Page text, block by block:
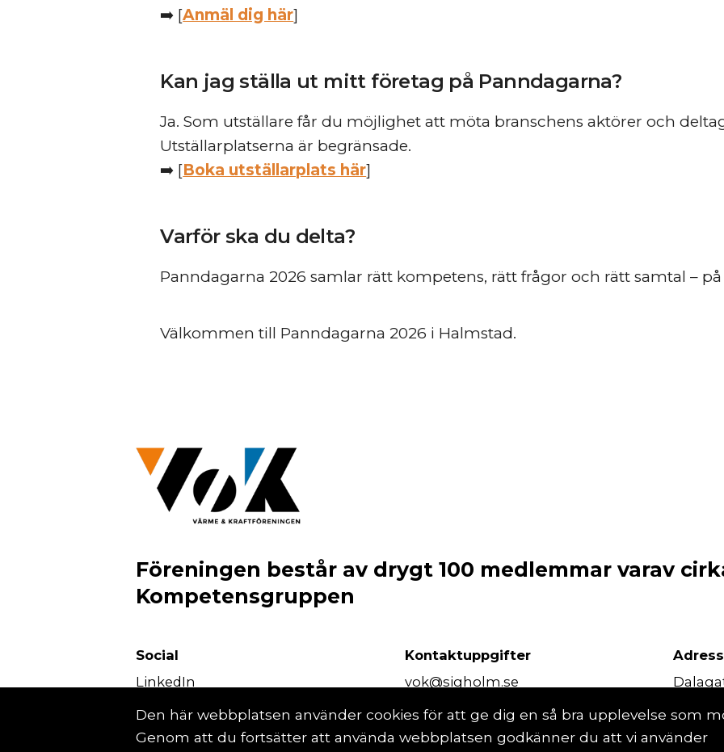
➡️ [Anmäl dig här]
Kan jag ställa ut mitt företag på Panndagarna?
Ja. Som utställare får du möjlighet att möta branschens aktörer och
Utställarplatserna är begränsade.
➡️ [Boka utställarplats här]
Varför ska du delta?
Panndagarna 2026 samlar rätt kompetens, rätt frågor och rätt samtal – på
Välkommen till Panndagarna 2026 i Halmstad.
Föreningen består av drygt 100 medlemmar varav
Kompetensgruppen
Social
LinkedIn
Kontaktuppgifter
vok@sigholm.se
Adress
111
Den här webbplatsen använder cookies för att ge dig en så bra upplevelse som
Genom att du fortsätter att använda webbplatsen godkänner du att vi använder